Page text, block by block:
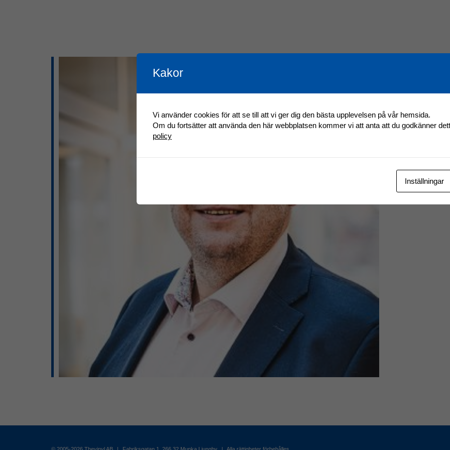
© 2005-2026 Thevinyl AB | Fabriksgatan 1, 266 32 Munka Ljungby | Alla rättigheter förbehålles
Kakor
Vi använder cookies för att se till att vi ger dig den bästa upplevelsen på vår hemsida.
Om du fortsätter att använda den här webbplatsen kommer vi att anta att du godkänner
policy
Inställningar